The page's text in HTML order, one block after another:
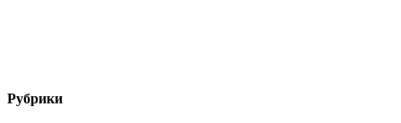
Рубрики